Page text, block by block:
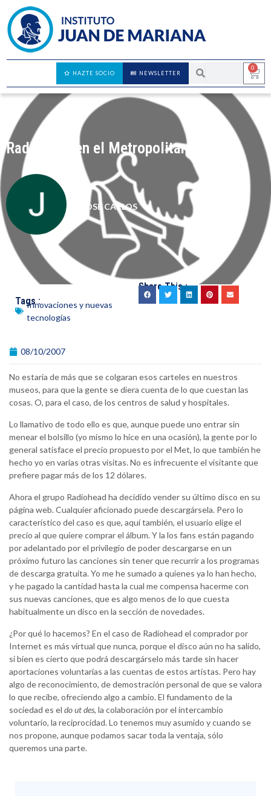
0
NEWSLETTER
HAZTE SOCIO
Radiohead en el Metropolitan
JOSÉ CARLOS
Tags :Innovaciones y nuevas
tecnologías
Share This :
08/10/2007
No estaría de más que se colgaran esos carteles en nuestros
museos, para que la gente se diera cuenta de lo que cuestan las
cosas. O, para el caso, de los centros de salud y hospitales.
Lo llamativo de todo ello es que, aunque puede uno entrar sin
menear el bolsillo (yo mismo lo hice en una ocasión), la gente por lo
general satisface el precio propuesto por el Met, lo que también he
hecho yo en varias otras visitas. No es infrecuente el visitante que
prefiere pagar más de los 12 dólares.
Ahora el grupo Radiohead ha decidido vender su último disco en su
página web. Cualquier aficionado puede descargársela. Pero lo
característico del caso es que, aquí también, el usuario elige el
precio al que quiere comprar el álbum. Y la los fans están pagando
por adelantado por el privilegio de poder descargarse en un
próximo futuro las canciones sin tener que recurrir a los programas
de descarga gratuita. Yo me he sumado a quienes ya lo han hecho,
y he pagado la cantidad hasta la cual me compensa hacerme con
sus nuevas canciones, que es algo menos de lo que cuesta
habitualmente un disco en la sección de novedades.
¿Por qué lo hacemos? En el caso de Radiohead el comprador por
Internet es más virtual que nunca, porque el disco aún no ha salido,
si bien es cierto que podrá descargárselo más tarde sin hacer
aportaciones voluntarias a las cuentas de estos artistas. Pero hay
algo de reconocimiento, de demostración personal de que se valora
lo que recibe, ofreciendo algo a cambio. El fundamento de la
sociedad es el do ut des, la colaboración por el intercambio
voluntario, la reciprocidad. Lo tenemos muy asumido y cuando se
nos propone, aunque podamos sacar toda la ventaja, sólo
queremos una parte.